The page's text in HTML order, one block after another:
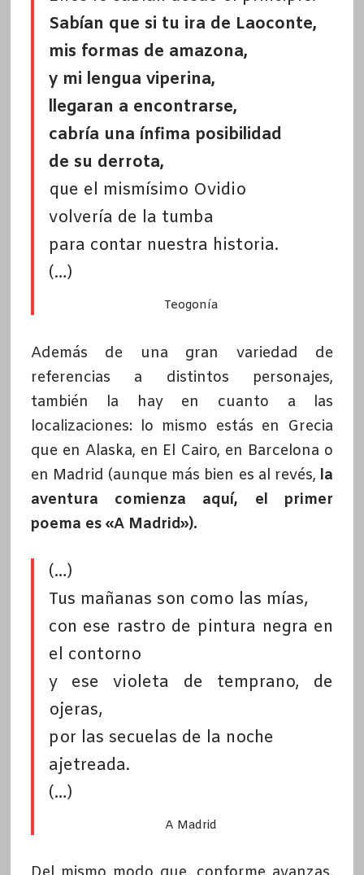
Sabían que si tu ira de Laoconte,
mis formas de amazona,
y mi lengua viperina,
llegaran a encontrarse,
cabría una ínfima posibilidad
de su derrota,
que el mismísimo Ovidio
volvería de la tumba
para contar nuestra historia.
(…)
Teogonía
Además de una gran variedad de
referencias a distintos personajes,
también la hay en cuanto a las
localizaciones: lo mismo estás en Grecia
que en Alaska, en El Cairo, en Barcelona o
en Madrid (aunque más bien es al revés, la
aventura comienza aquí, el primer
poema es «A Madrid»).
(…)
Tus mañanas son como las mías,
con ese rastro de pintura negra en
el contorno
y ese violeta de temprano, de
ojeras,
por las secuelas de la noche
ajetreada.
(…)
A Madrid